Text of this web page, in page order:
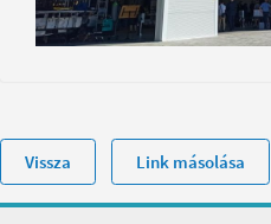
Vissza Link másolása